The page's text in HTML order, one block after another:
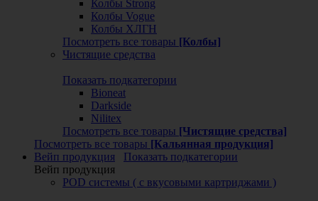
Колбы Strong
Колбы Vogue
Колбы ХЛГН
Посмотреть все товары [Колбы]
Чистящие средства
Показать подкатегории
Bioneat
Darkside
Nilitex
Посмотреть все товары [Чистящие средства]
Посмотреть все товары [Кальянная продукция]
Вейп продукция
Показать подкатегории
Вейп продукция
POD системы ( с вкусовыми картриджами )